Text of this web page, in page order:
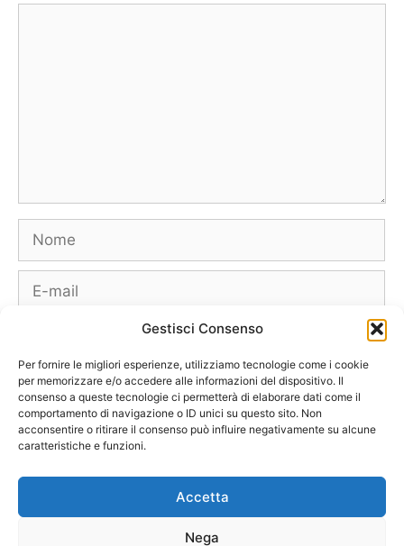
Gestisci Consenso
Per fornire le migliori esperienze, utilizziamo tecnologie come i cookie
per memorizzare e/o accedere alle informazioni del dispositivo. Il
consenso a queste tecnologie ci permetterà di elaborare dati come il
comportamento di navigazione o ID unici su questo sito. Non
acconsentire o ritirare il consenso può influire negativamente su alcune
caratteristiche e funzioni.
Accetta
Nega
Nome
E-
mail
web
Tutte le Marche e Designer